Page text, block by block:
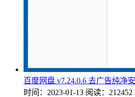
百度网盘 v7.24.0.6 去广告纯净
时间：2023-01-13 阅读：212452